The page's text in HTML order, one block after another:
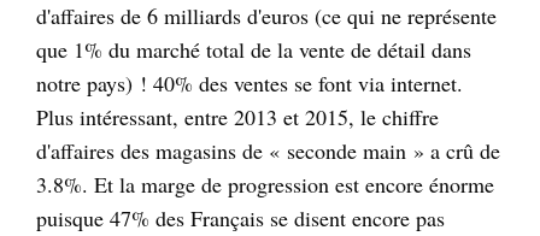
d'affaires de 6 milliards d'euros (ce qui ne représente
que 1% du marché total de la vente de détail dans
notre pays) ! 40% des ventes se font via internet.
Plus intéressant, entre 2013 et 2015, le chiffre
d'affaires des magasins de « seconde main » a crû de
3.8%. Et la marge de progression est encore énorme
puisque 47% des Français se disent encore pas